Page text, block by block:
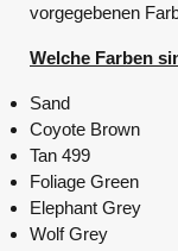
vorgegebenen
Welche Farben
Sand
Coyote Brown
Tan 499
Foliage Green
Elephant Grey
Wolf Grey